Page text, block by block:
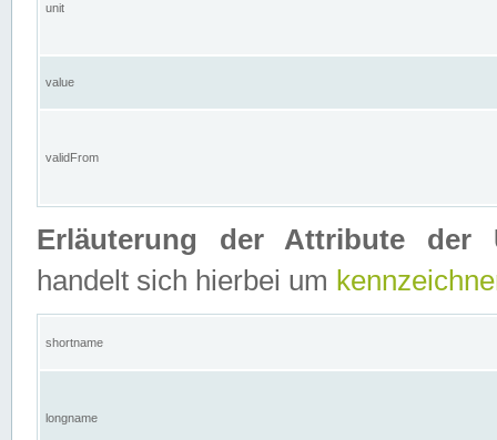
unit
value
validFrom
Erläuterung der Attribute der
handelt sich hierbei um
shortname
longname